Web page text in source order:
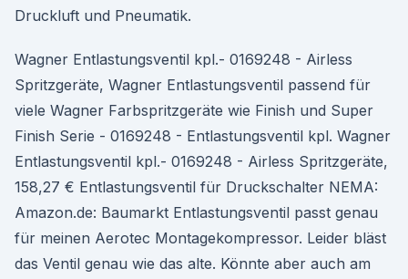
Druckluft und Pneumatik.
Wagner Entlastungsventil kpl.- 0169248 - Airless
Spritzgeräte, Wagner Entlastungsventil passend für
viele Wagner Farbspritzgeräte wie Finish und Super
Finish Serie - 0169248 - Entlastungsventil kpl. Wagner
Entlastungsventil kpl.- 0169248 - Airless Spritzgeräte,
158,27 € Entlastungsventil für Druckschalter NEMA:
Amazon.de: Baumarkt Entlastungsventil passt genau
für meinen Aerotec Montagekompressor. Leider bläst
das Ventil genau wie das alte. Könnte aber auch am